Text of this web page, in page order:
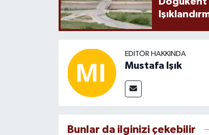
EDITÖR HAKKINDA
Mustafa Işık
Bunlar da ilginizi çekebilir